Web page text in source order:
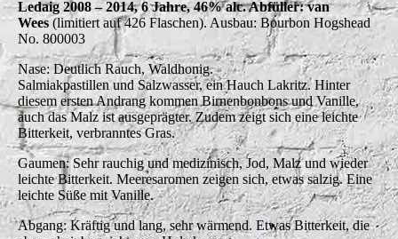
Ledaig 2008 – 2014, 6 Jahre, 46% alc. Abfüller: van
Wees(limitiert auf 426 Flaschen). Ausbau: Bourbon Hogshead
No. 800003
Nase: Deutlich Rauch, Waldhonig.
Salmiakpastillen und Salzwasser, ein Hauch Lakritz. Hinter
diesem ersten Andrang kommen Birnenbonbons und Vanille,
auch das Malz ist ausgeprägter. Zudem zeigt sich eine leichte
Bitterkeit, verbranntes Gras.
Gaumen: Sehr rauchig und medizinisch, Jod, Malz und wieder
leichte Bitterkeit. Meeresaromen zeigen sich, etwas salzig. Eine
leichte Süße mit Vanille.
Abgang: Kräftig und lang, sehr wärmend. Etwas Bitterkeit, die